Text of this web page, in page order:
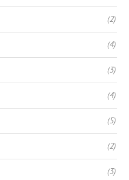
(2)
(4)
(3)
(4)
(5)
(2)
(3)